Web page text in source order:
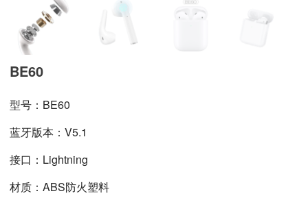
BE60
型号：BE60
蓝牙版本：V5.1
接口：Lightning
材质：ABS防火塑料